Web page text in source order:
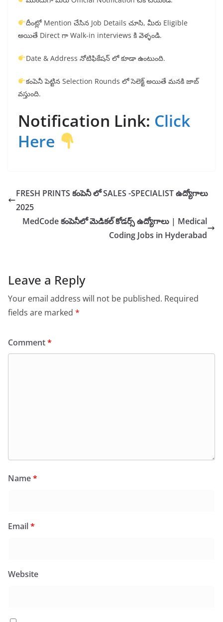
దీంట్లో Mention చేసిన Job Details చూసి, మీరు Eligible
అయితే Direct గా Walk-in interviews కి వెళ్ళండి.
Date & Address నోటిఫికేషన్ లో కూడా ఉంటుంది.
కంపెనీ పెట్టిన Selection Rounds లో సెలెక్ట్ అయితే మనకి జాబ్
వస్తుంది.
Notification Link: Click
Here
FRESH PRINTS కంపెనీ లో SALES -SPECIALIST ఉద్యోగాలు
2025
MedCode కంపెనీలో మెడికల్ కోడర్స్ ఉద్యోగాలు | Medical
Coding Jobs in Hyderabad
Leave a Reply
Your email address will not be published. Required
fields are marked *
Comment*
Name*
Email*
Website